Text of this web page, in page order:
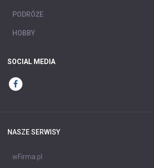
PODRÓŻE
HOBBY
SOCIAL MEDIA
NASZE SERWISY
wFirma.pl